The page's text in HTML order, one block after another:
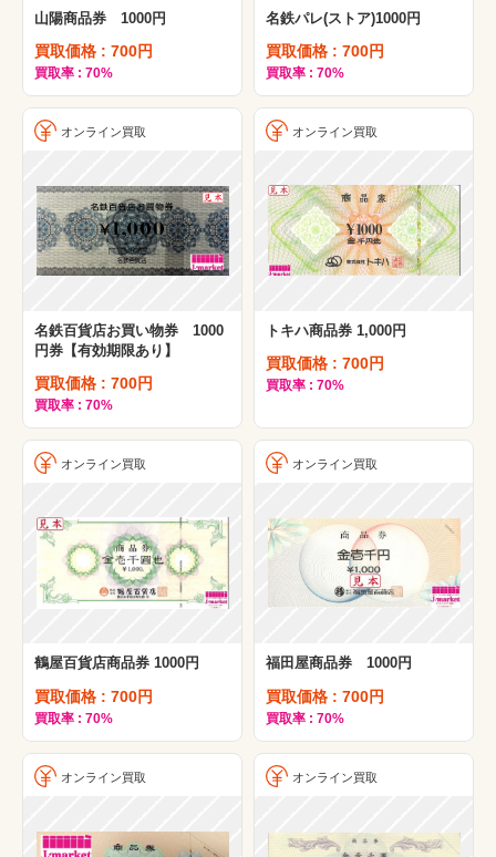
阪神百貨店
遠鉄百貨店
京王グループ
矢尾百貨店
さいか屋
西銀座デパート
京成百貨店
丸栄百貨店
井筒屋百貨店
大和百貨店
福田屋百貨店
岩田屋
一畑百貨店
山交百貨店
松屋百貨店
八木橋百貨店
和光
岡島百貨店
山陽商品券 1000円
買取価格 : 700円
買取率 : 70%
名鉄パレ(ストア)1000円
買取価格 : 700円
買取率 : 70%
オンライン買取
名鉄百貨店お買い物券 1000
円券【有効期限あり】
買取価格 : 700円
買取率 : 70%
オンライン買取
トキハ商品券 1,000円
買取価格 : 700円
買取率 : 70%
オンライン買取
鶴屋百貨店商品券 1000円
買取価格 : 700円
買取率 : 70%
オンライン買取
福田屋商品券 1000円
買取価格 : 700円
買取率 : 70%
オンライン買取 オンライン買取